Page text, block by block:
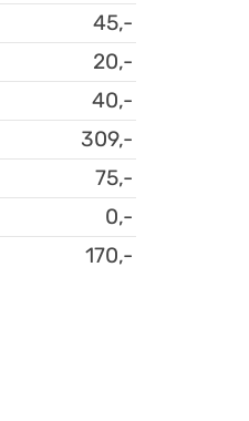
45,-
20,-
40,-
309,-
75,-
0,-
170,-